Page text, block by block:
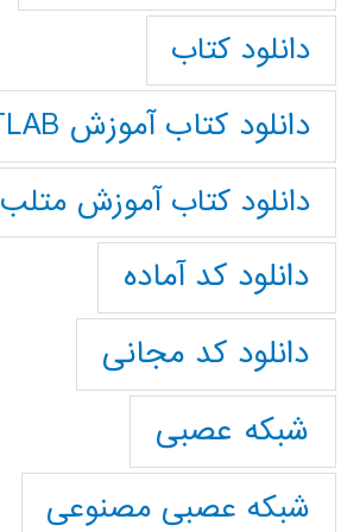
دانلود کتاب
دانلود کتاب آموزش MATLAB
دانلود کتاب آموزش متلب
دانلود کد آماده
دانلود کد مجانی
شبکه عصبی
شبکه عصبی مصنوعی